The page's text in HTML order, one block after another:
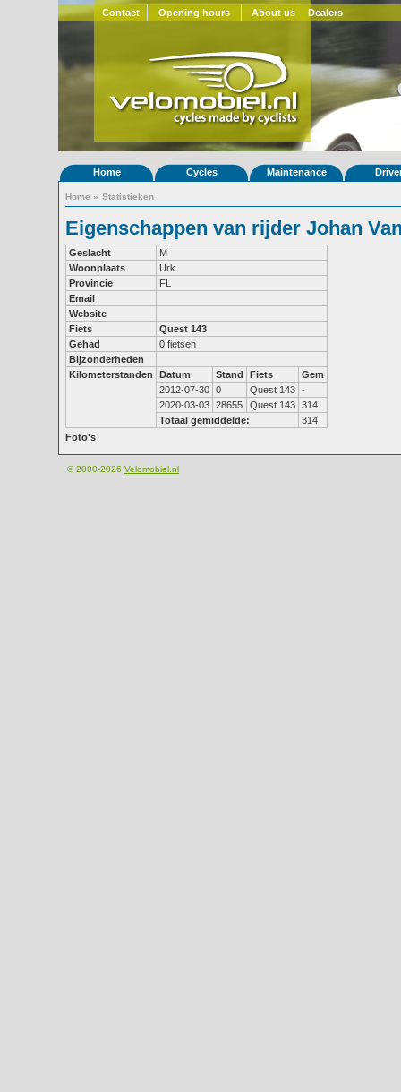
Contact Opening hours About us Dealers
Home Cycles Maintenance
Home » Statistieken
Eigenschappen van rijder Johan
Geslacht
M
Woonplaats
Urk
Provincie
FL
Email
Website
Fiets
Quest 143
Gehad
0 fietsen
Bijzonderheden
Kilometerstanden
Datum Stand Fiets
Gem
2012-07-30 0 Quest 143 -
2020-03-03 28655 Quest 143 314
Totaal gemiddelde:
314
Foto's
© 2000-2026 Velomobiel.nl